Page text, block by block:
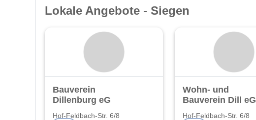
Lokale Angebote - Siegen
Bauverein
Dillenburg eG
Hof-Feldbach-Str. 6/8
Wohn- und
Bauverein Dill eG
Hof-Feldbach-Str. 6/8